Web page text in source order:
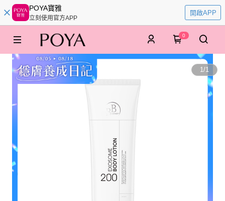
POYA寶雅
立刻使用官方APP
開啟APP
0
1/1